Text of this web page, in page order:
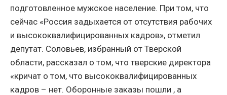
подготовленное мужское население. При том, что
сейчас «Россия задыхается от отсутствия рабочих
и высококвалифицированных кадров», отметил
депутат. Соловьев, избранный от Тверской
области, рассказал о том, что тверские директора
«кричат о том, что высококвалифицированных
кадров – нет. Оборонные заказы пошли , а